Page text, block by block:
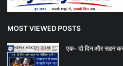
MOST VIEWED POSTS
एक- दो दिन और सहन कर